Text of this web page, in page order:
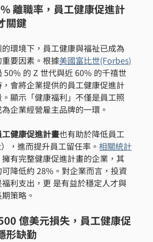
離職率，員工健康促進計
關鍵
環境下，員工健康與福祉已成為
要因素。根據美國富比世(Forbes)
50% 的 Z 世代與近 60% 的千禧世
會將企業提供的員工健康促進計
顯示「健康福利」不僅是員工照
企業經營雇主品牌的一環。
工健康促進計畫也有助於降低員工
，進而提升員工留任率。相關統計
有完整健康促進計畫的企業，其
降低約 28%。對企業而言，投資
利支出，更 是有益於穩定人才與
策略。
億美元損失，員工健康促
形缺勤